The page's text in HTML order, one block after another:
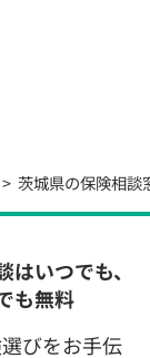
茨城県の保険相談
はいつでも、
も無料
びをお手伝